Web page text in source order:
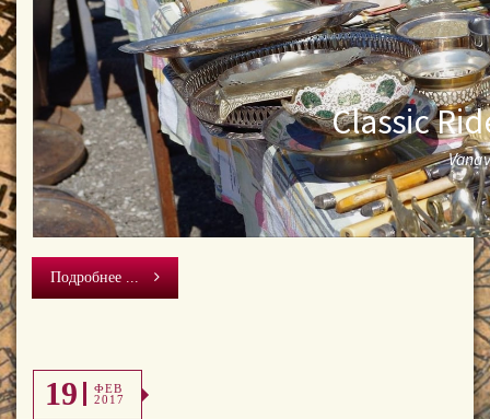
Подробнее ...
19
ФЕВ
2017